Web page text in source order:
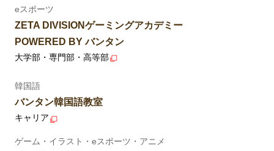
eスポーツ
ZETA DIVISIONゲーミングアカデミー
POWERED BY バンタン
大学部・専門部・高等部
韓国語
バンタン韓国語教室
キャリア
ゲーム・イラスト・eスポーツ・アニメ